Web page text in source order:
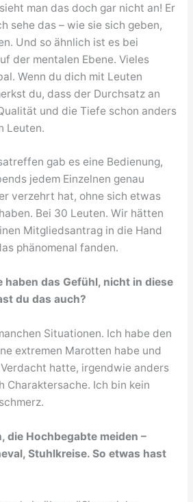
man das doch gar nicht an! Er
sehe das – wie sie sich geben,
Und so ähnlich ist es bei
der mentalen Ebene. Vieles
Wenn du dich mit Leuten
du, dass der Durchsatz an
und die Tiefe schon anders
Leuten.
gab es eine Bedienung,
jedem Einzelnen genau
verzehrt hat, ohne sich etwas
Bei 30 Leuten. Wir hätten
Mitgliedsantrag in die Hand
phänomenal fanden.
haben das Gefühl, nicht in diese
du das auch?
Situationen. Ich habe den
extremen Marotten habe und
hatte, irgendwie anders
Charaktersache. Ich bin kein
die Hochbegabte meiden –
Stuhlkreise. So etwas hast